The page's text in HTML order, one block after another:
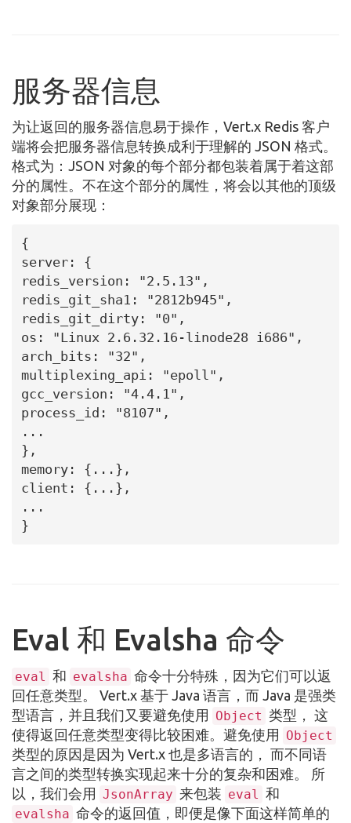
服务器信息
为让返回的服务器信息易于操作，Vert.x Redis 客户
端将会把服务器信息转换成利于理解的 JSON 格式。
格式为：JSON 对象的每个部分都包装着属于着这部
分的属性。不在这个部分的属性，将会以其他的顶级
对象部分展现：
{
server: {
redis_version: "2.5.13",
redis_git_sha1: "2812b945",
redis_git_dirty: "0",
os: "Linux 2.6.32.16-linode28 i686",
arch_bits: "32",
multiplexing_api: "epoll",
gcc_version: "4.4.1",
process_id: "8107",
...
},
memory: {...},
client: {...},
...
}
Eval 和 Evalsha 命令
eval 和 evalsha 命令十分特殊，因为它们可以返
回任意类型。 Vert.x 基于 Java 语言，而 Java 是强类
型语言，并且我们又要避免使用 Object 类型， 这
使得返回任意类型变得比较困难。避免使用 Object
类型的原因是因为 Vert.x 也是多语言的， 而不同语
言之间的类型转换实现起来十分的复杂和困难。 所
以，我们会用 JsonArray 来包装 eval 和
evalsha 命令的返回值，即便是像下面这样简单的